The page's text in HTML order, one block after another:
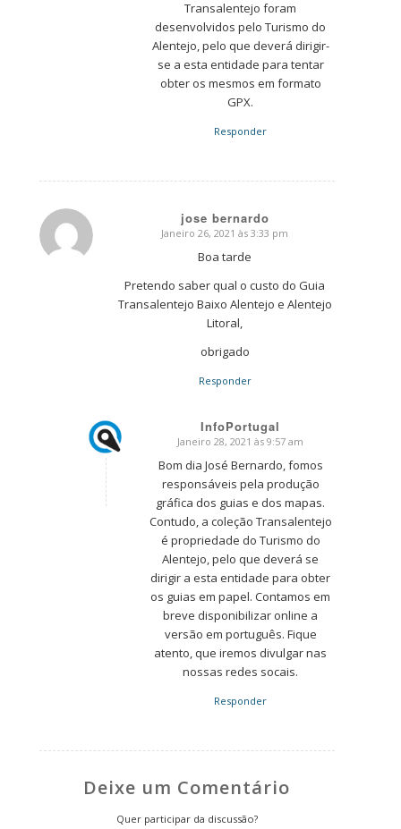
Transalentejo foram
desenvolvidos pelo Turismo do
Alentejo, pelo que deverá dirigir-
se a esta entidade para tentar
obter os mesmos em formato
GPX.
Responder
jose bernardo
Janeiro 26, 2021 às 3:33 pm
Boa tarde
Pretendo saber qual o custo do Guia
Transalentejo Baixo Alentejo e Alentejo
Litoral,
obrigado
Responder
InfoPortugal
says:Janeiro 28, 2021 às 9:57 am
Bom dia José Bernardo, fomos
responsáveis pela produção
gráfica dos guias e dos mapas.
Contudo, a coleção Transalentejo
é propriedade do Turismo do
Alentejo, pelo que deverá se
dirigir a esta entidade para obter
os guias em papel. Contamos em
breve disponibilizar online a
versão em português. Fique
atento, que iremos divulgar nas
nossas redes socais.
Responder
Deixe um Comentário
Quer participar da discussão?